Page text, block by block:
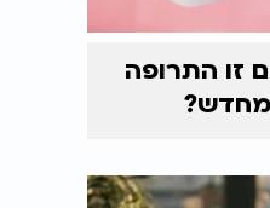
זו התרופה
מחדש?